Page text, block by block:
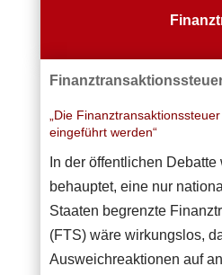
„Die
eingeführt werden“
In der öffentlichen
behauptet, eine nur
Staaten begrenzte
(FTS) wäre wirkungslos,
Ausweichreaktionen auf